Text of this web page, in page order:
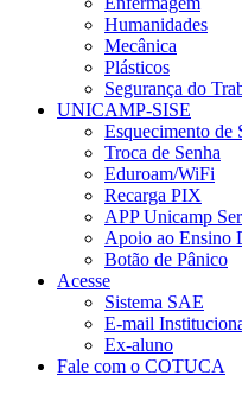
Humanidades
Mecânica
Plásticos
Segurança do
UNICAMP-SISE
Esquecimento de
Troca de Senha
Eduroam/WiFi
Recarga PIX
APP Unicamp
Apoio ao Ensino
Botão de Pânico
Acesse
Sistema SAE
E-mail
Ex-aluno
Fale com o COTUCA